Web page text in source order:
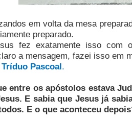
em volta da mesa
preparado.
fez exatamente isso
a mensagem, fazei isso em
Tríduo Pascoal.
entre os apóstolos estava
E sabia que Jesus já
E o que aconteceu